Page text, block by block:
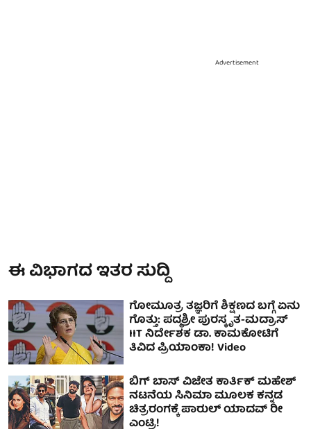
Advertisement
ಈ ವಿಭಾಗದ ಇತರ ಸುದ್ದಿ
ಗೋಮೂತ್ರ ತಜ್ಞರಿಗೆ ಶಿಕ್ಷಣದ ಬಗ್ಗೆ ಏನು
ಗೊತ್ತು: ಪದ್ಮಶ್ರೀ ಪುರಸ್ಕೃತ-ಮದ್ರಾಸ್
IIT ನಿರ್ದೇಶಕ ಡಾ. ಕಾಮಕೋಟಿಗೆ
ತಿವಿದ ಪ್ರಿಯಾಂಕಾ! Video
ಬಿಗ್ ಬಾಸ್ ವಿಜೇತ ಕಾರ್ತಿಕ್ ಮಹೇಶ್
ನಟನೆಯ ಸಿನಿಮಾ ಮೂಲಕ ಕನ್ನಡ
ಚಿತ್ರರಂಗಕ್ಕೆ ಪಾರುಲ್ ಯಾದವ್ ರೀ
ಎಂಟ್ರಿ!